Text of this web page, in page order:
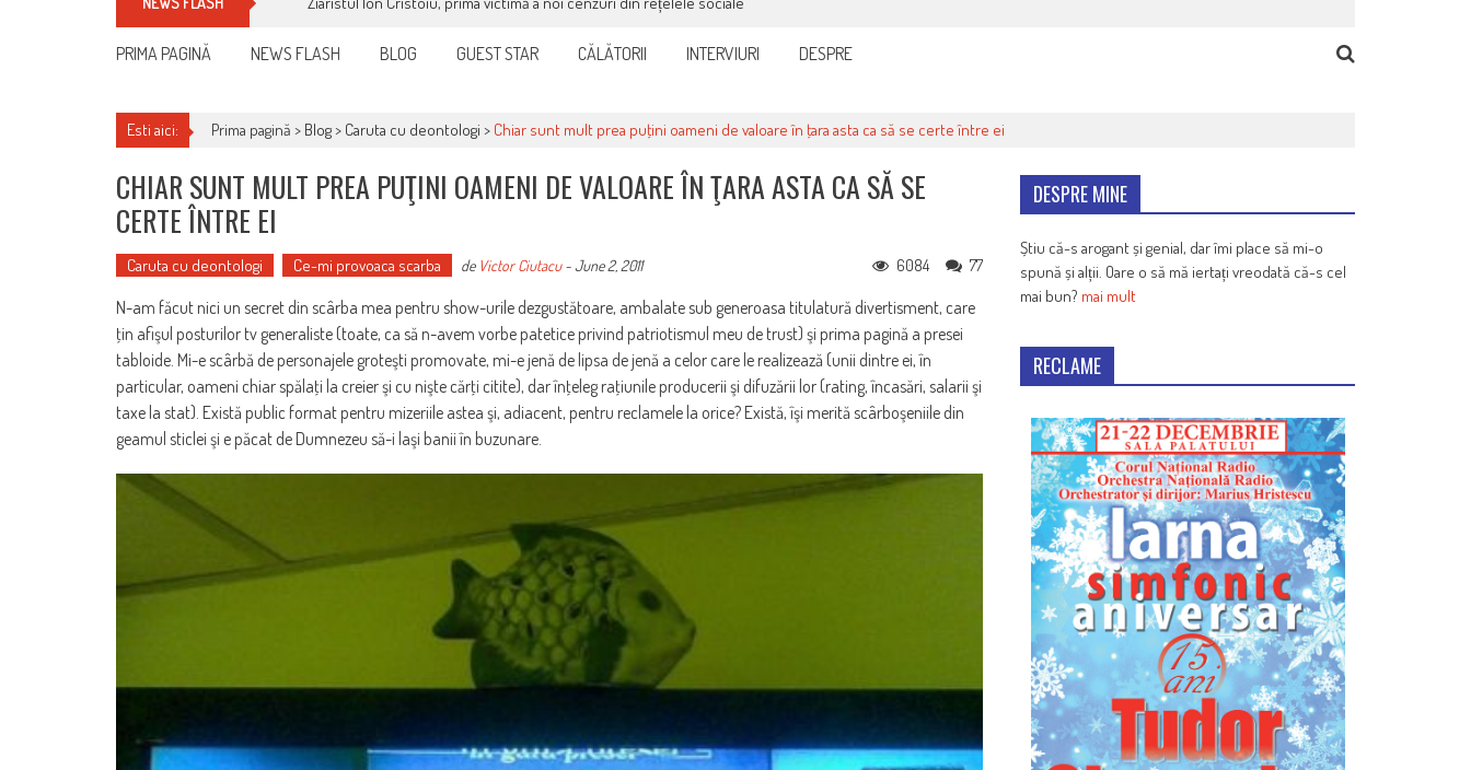
PRIMA PAGINĂ NEWS FLASH BLOG GUEST STAR CĂLĂTORII INTERVIURI DESPRE
Esti aici: Prima pagină > Blog> Caruta cu deontologi > Chiar sunt mult prea puţini oameni de valoare în ţara asta ca să se certe între ei
CHIAR SUNT MULT PREA PUŢINI OAMENI DE VALOARE ÎN ŢARA ASTA CA SĂ SE
CERTE ÎNTRE EI
Caruta cu deontologi Ce-mi provoaca scarba de Victor Ciutacu-June 2, 2011 77
6084
N-am făcut nici un secret din scârba mea pentru show-urile dezgustătoare, ambalate sub generoasa titulatură divertisment, care
ţin afişul posturilor tv generaliste (toate, ca să n-avem vorbe patetice privind patriotismul meu de trust) şi prima pagină a presei
tabloide. Mi-e scârbă de personajele groteşti promovate, mi-e jenă de lipsa de jenă a celor care le realizează (unii dintre ei, în
particular, oameni chiar spălaţi la creier şi cu nişte cărţi citite), dar înţeleg raţiunile producerii şi difuzării lor (rating, încasări, salarii şi
taxe la stat). Există public format pentru mizeriile astea şi, adiacent, pentru reclamele la orice? Există, îşi merită scârboşeniile din
geamul sticlei şi e păcat de Dumnezeu să-i laşi banii în buzunare.
DESPRE MINE
Știu că-s arogant și genial, dar îmi place să mi-o
spună și alții. Oare o să mă iertați vreodată că-s cel
mai bun? mai mult
RECLAME